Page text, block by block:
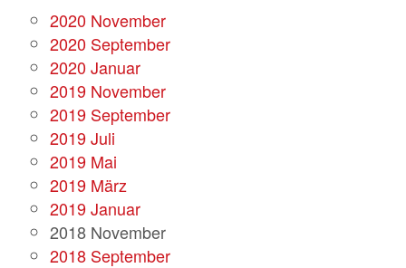
2020 November
2020 September
2020 Januar
2019 November
2019 September
2019 Juli
2019 Mai
2019 März
2019 Januar
2018 November
2018 September